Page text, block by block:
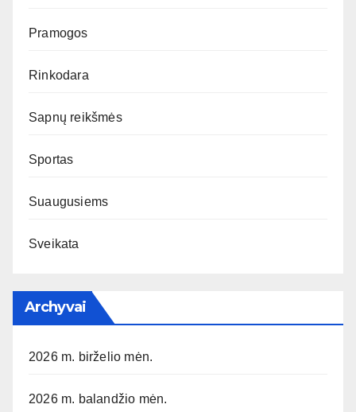
Pramogos
Rinkodara
Sapnų reikšmės
Sportas
Suaugusiems
Sveikata
Archyvai
2026 m. birželio mėn.
2026 m. balandžio mėn.